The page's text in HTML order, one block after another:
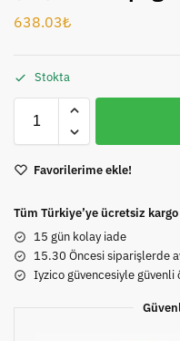
638.03₺
Stokta
Favorilerime ekle!
Tüm Türkiye’ye ücretsiz kargo
15 gün kolay iade
15.30 Öncesi siparişlerde
Iyzico güvencesiyle güvenli